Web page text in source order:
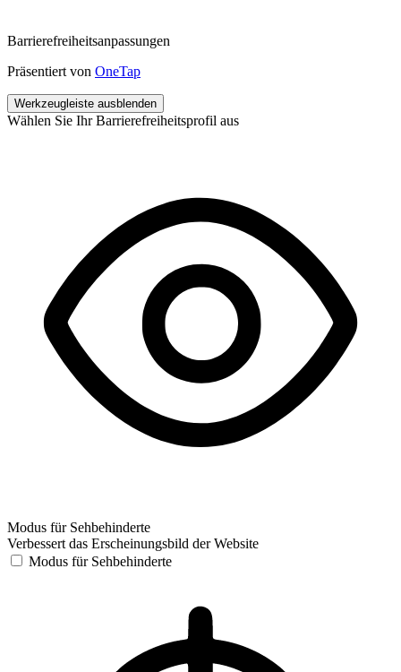
Barrierefreiheitsanpassungen
Präsentiert von OneTap
Werkzeugleiste ausblenden
Wählen Sie Ihr Barrierefreiheitsprofil aus
Modus für Sehbehinderte
Verbessert das Erscheinungsbild der Website
Modus für Sehbehinderte